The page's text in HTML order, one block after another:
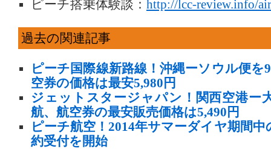
ピーチ搭乗体験談： http://lcc-review.info/
過去の関連記事
ピーチ国際線新路線！沖縄ーソウル便を
空券の価格は最安5,980円
ジェットスタージャパン！関西空港ー
航、航空券の最安販売価格は5,490円
ピーチ航空！2014年サマーダイヤ期間
約受付を開始